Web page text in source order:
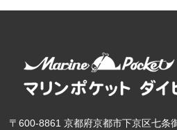
〒600-8861 京都府京都市下京区七条